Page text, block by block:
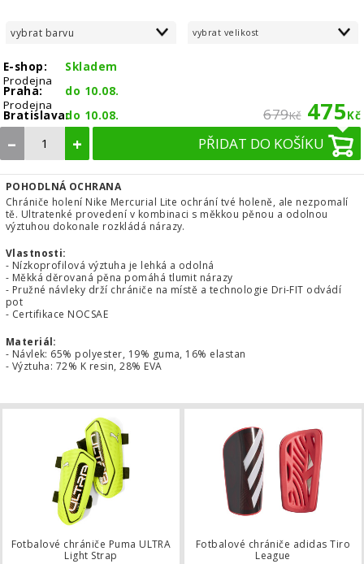
vybrat barvu vybrat velikost
E-shop:
Skladem
Prodejna
Praha:
do 10.08.
Prodejna
Bratislava:do 10.08. 679Kč 475Kč
– + PŘIDAT DO KOŠÍKU
POHODLNÁ OCHRANA
Chrániče holení Nike Mercurial Lite ochrání tvé holeně, ale nezpomalí
tě. Ultratenké provedení v kombinaci s měkkou pěnou a odolnou
výztuhou dokonale rozkládá nárazy.
Vlastnosti:
- Nízkoprofilová výztuha je lehká a odolná
- Měkká děrovaná pěna pomáhá tlumit nárazy
- Pružné návleky drží chrániče na místě a technologie Dri-FIT odvádí
pot
- Certifikace NOCSAE
Materiál:
- Návlek: 65% polyester, 19% guma, 16% elastan
- Výztuha: 72% K resin, 28% EVA
Fotbalové chrániče Puma ULTRA
Light Strap
Fotbalové chrániče adidas Tiro
League